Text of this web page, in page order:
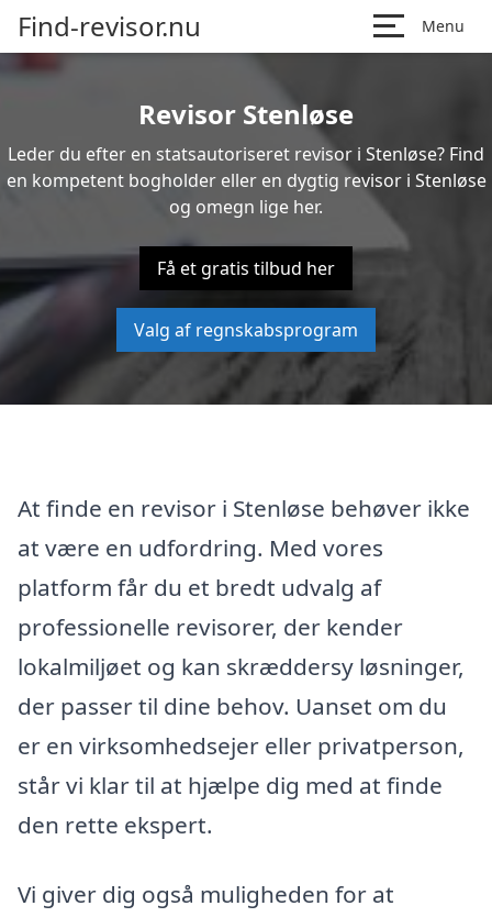
Find-revisor.nu Menu
Revisor Stenløse
Leder du efter en statsautoriseret revisor i Stenløse? Find
en kompetent bogholder eller en dygtig revisor i Stenløse
og omegn lige her.
Få et gratis tilbud her
Valg af regnskabsprogram
At finde en revisor i Stenløse behøver ikke
at være en udfordring. Med vores
platform får du et bredt udvalg af
professionelle revisorer, der kender
lokalmiljøet og kan skræddersy løsninger,
der passer til dine behov. Uanset om du
er en virksomhedsejer eller privatperson,
står vi klar til at hjælpe dig med at finde
den rette ekspert.
Vi giver dig også muligheden for at